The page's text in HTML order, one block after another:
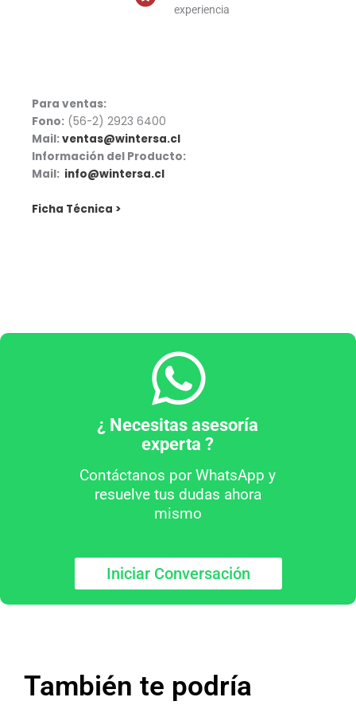
experiencia
Para ventas:
Fono: (56-2) 2923 6400
Mail:ventas@wintersa.cl
Información del Producto:
Mail: info@wintersa.cl
Ficha Técnica >
¿ Necesitas asesoría
experta ?
Contáctanos por WhatsApp y
resuelve tus dudas ahora
mismo
Iniciar Conversación
También te podría